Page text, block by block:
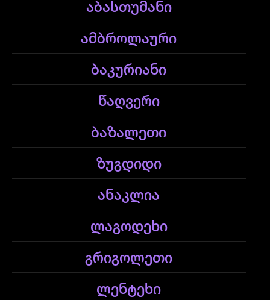
აბასთუმანი
ამბროლაური
ბაკურიანი
წაღვერი
ბაზალეთი
ზუგდიდი
ანაკლია
ლაგოდეხი
გრიგოლეთი
ლენტეხი